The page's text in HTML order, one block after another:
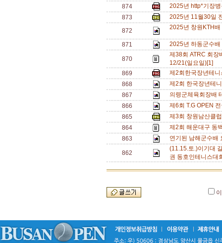
874
2025년 http*기장
873
2025년 11월30일
872
2025년 창원KTH
871 2025년 하동군수
870
제38회 ATRC 회장
12/21(일요일)[1]
869
제2회한국장년테
868
제2회 한국장년테
867
의령군체육회장배
866
제6회 T.G OPEN
865
제3회 창원남산클
864
제2회 해운대구 동
863
연기된 남해군수
862
(11.15.토.)이기대
권 동호인테니스